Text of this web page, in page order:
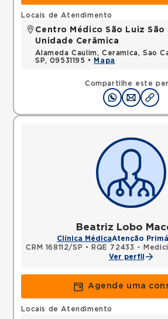
Compartilhe este
Locais de Atendimento
Centro Médico São Luiz São
Unidade Cerâmica
Alameda Caulim, Ceramica, Sao
SP, 09531195 •
Mapa
Beatriz Lobo
Clínica MédicaAtenção
CRM 168112/SP •
RQE 72433 - Medicina de
Ver perfil
Agende uma
Locais de Atendimento